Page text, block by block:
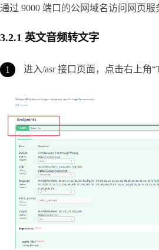
通过 9000 端口的公网域名访问网页服
3.2.1 英文音频转文字
进入/asr 接口页面，点击右上角